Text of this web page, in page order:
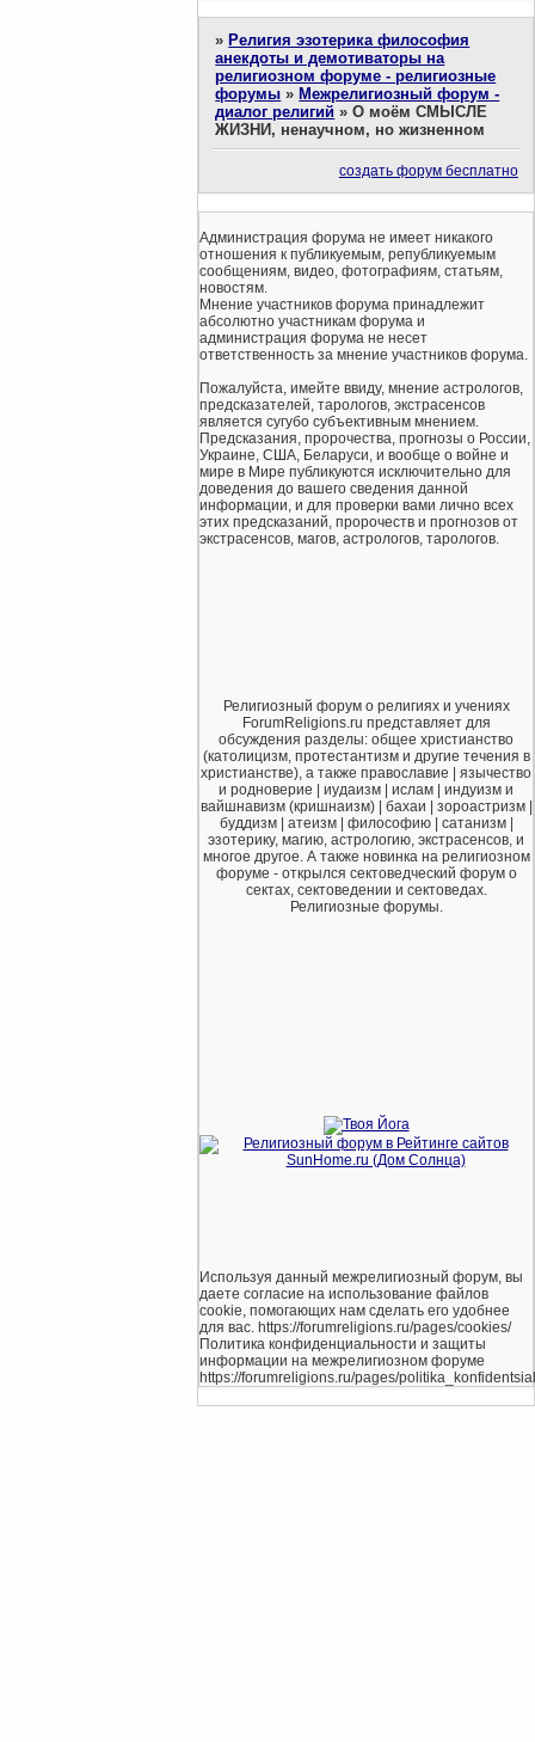
»Религия эзотерика философия
анекдоты и демотиваторы на
религиозном форуме - религиозные
форумы »Межрелигиозный форум -
диалог религий »О моём СМЫСЛЕ
ЖИЗНИ, ненаучном, но жизненном
создать форум бесплатно
Администрация форума не имеет никакого
отношения к публикуемым, републикуемым
сообщениям, видео, фотографиям, статьям,
новостям.
Мнение участников форума принадлежит
абсолютно участникам форума и
администрация форума не несет
ответственность за мнение участников форума.
Пожалуйста, имейте ввиду, мнение астрологов,
предсказателей, тарологов, экстрасенсов
является сугубо субъективным мнением.
Предсказания, пророчества, прогнозы о России,
Украине, США, Беларуси, и вообще о войне и
мире в Мире публикуются исключительно для
доведения до вашего сведения данной
информации, и для проверки вами лично всех
этих предсказаний, пророчеств и прогнозов от
экстрасенсов, магов, астрологов, тарологов.
Религиозный форум о религиях и учениях
ForumReligions.ru представляет для
обсуждения разделы: общее христианство
(католицизм, протестантизм и другие течения в
христианстве), а также православие | язычество
и родноверие | иудаизм | ислам | индуизм и
вайшнавизм (кришнаизм) | бахаи | зороастризм |
буддизм | атеизм | философию | сатанизм |
эзотерику, магию, астрологию, экстрасенсов, и
многое другое. А также новинка на религиозном
форуме - открылся сектоведческий форум о
сектах, сектоведении и сектоведах.
Религиозные форумы.
Используя данный межрелигиозный форум, вы
даете согласие на использование файлов
cookie, помогающих нам сделать его удобнее
для вас. https://forumreligions.ru/pages/cookies/
Политика конфиденциальности и защиты
информации на межрелигиозном форуме
https://forumreligions.ru/pages/